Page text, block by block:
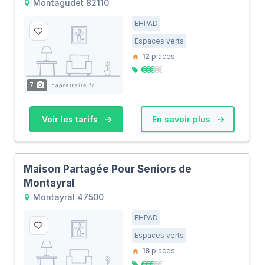
Montagudet 82110
7
EHPAD
Espaces verts
12 places
Voir les tarifs En savoir plus
Maison Partagée Pour Seniors de
Montayral
Montayral 47500
EHPAD
Espaces verts
18 places